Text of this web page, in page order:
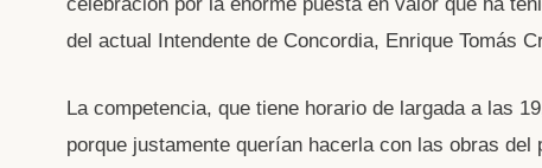
o
o
k
p
p
del actual Intendente de Concordia, Enrique Tomás
La competencia, que tiene horario de largada a las
porque justamente querían hacerla con las obras del